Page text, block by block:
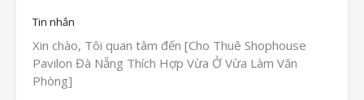
Tin nhắn